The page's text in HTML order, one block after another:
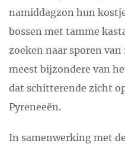
namiddagzon hun
bossen met tamme
zoeken naar sporen
meest bijzondere van
dat schitterende zicht
Pyreneeën.
In samenwerking met